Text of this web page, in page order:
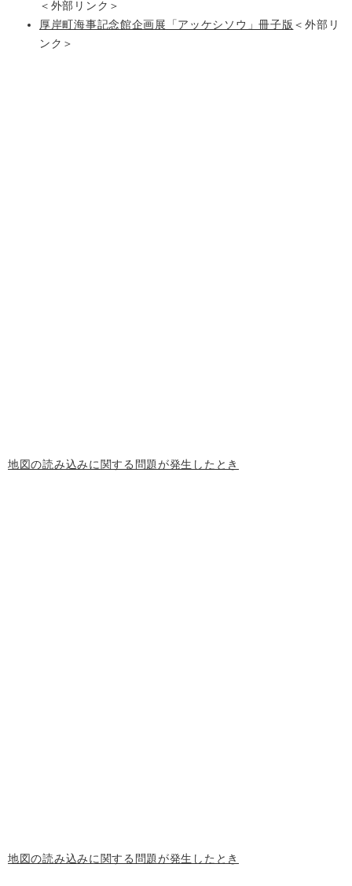
＜外部リンク＞
厚岸町海事記念館企画展「アッケシソウ」冊子版 ＜外部リ
ンク＞
地図の読み込みに関する問題が発生したとき
地図の読み込みに関する問題が発生したとき